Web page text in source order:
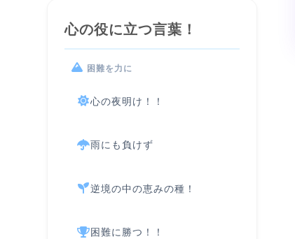
心の役に立つ言葉！
困難を力に
心の夜明け！！
雨にも負けず
逆境の中の恵みの種！
困難に勝つ！！